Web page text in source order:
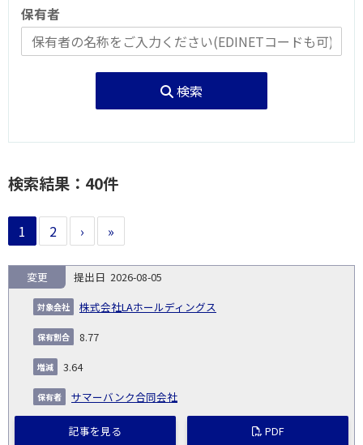
保有者
検索
検索結果：40件
1 2 › »
NO.
告
義
務
発
生
日
提
日
証券
対
2026-08-05
株式会社LAホールディングス
変更
8.77
3.64
サマーバンク合同会社
記事を見る PDF